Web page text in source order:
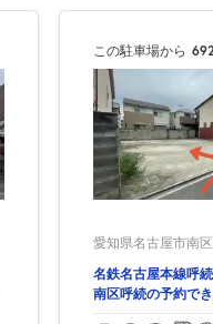
この駐車場から
愛知県名古屋市南
名鉄名古屋本線呼
南区呼続の予約で